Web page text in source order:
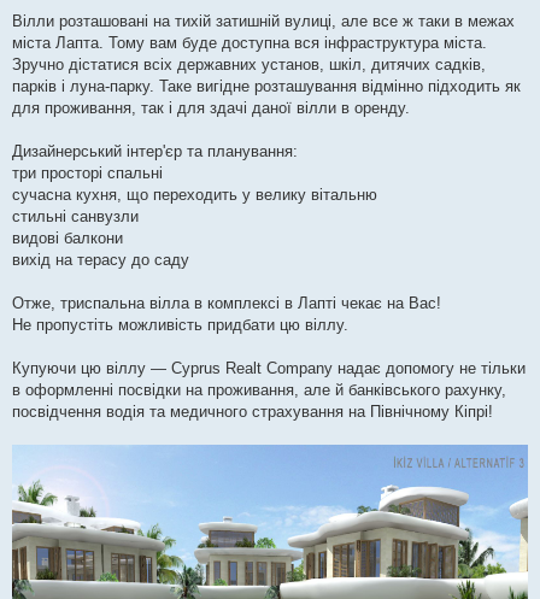
Вілли розташовані на тихій затишній вулиці, але все ж таки в межах
міста Лапта. Тому вам буде доступна вся інфраструктура міста.
Зручно дістатися всіх державних установ, шкіл, дитячих садків,
парків і луна-парку. Таке вигідне розташування відмінно підходить як
для проживання, так і для здачі даної вілли в оренду.
Дизайнерський інтер'єр та планування:
три просторі спальні
сучасна кухня, що переходить у велику вітальню
стильні санвузли
видові балкони
вихід на терасу до саду
Отже, триспальна вілла в комплексі в Лапті чекає на Вас!
Не пропустіть можливість придбати цю віллу.
Купуючи цю віллу — Cyprus Realt Company надає допомогу не тільки
в оформленні посвідки на проживання, але й банківського рахунку,
посвідчення водія та медичного страхування на Північному Кіпрі!